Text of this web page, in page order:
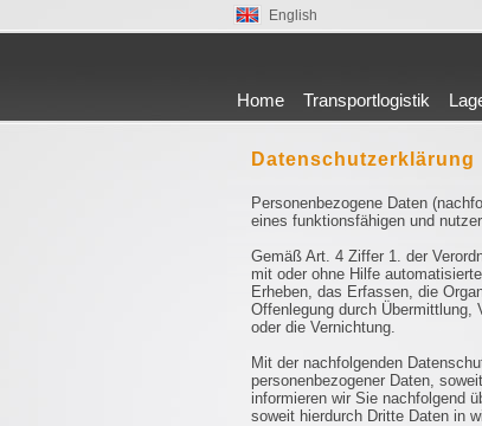
English
Home Transportlogistik
Datenschutzerklärung
Personenbezogene Daten
eines funktionsfähigen und
Gemäß Art. 4 Ziffer 1. der
mit oder ohne Hilfe
Erheben, das Erfassen, die
Offenlegung durch Übermittlung,
oder die Vernichtung.
Mit der nachfolgenden
personenbezogener Daten,
informieren wir Sie nachfolgend
soweit hierdurch Dritte Daten in